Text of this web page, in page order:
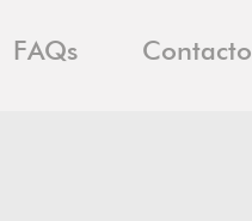
FAQs Contacto